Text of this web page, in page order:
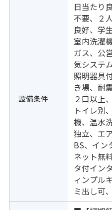
設備条件
日当たり
不要、２
良好、学
室内洗濯
ガス、公
気システ
照明器具
き場、耐
２口以上
トイレ別
機、温水
独立、エ
BS、イン
ネット無
タ付イン
ィンプル
ミ出し可